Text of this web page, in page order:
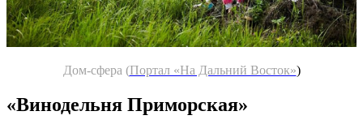
Дом-сфера (Портал «На Дальний Восток»)
«Винодельня Приморская»